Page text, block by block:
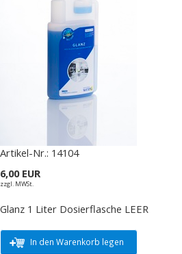
Artikel-Nr.: 14104
6,00 EUR
zzgl. MWSt.
Glanz 1 Liter Dosierflasche LEER
In den Warenkorb legen